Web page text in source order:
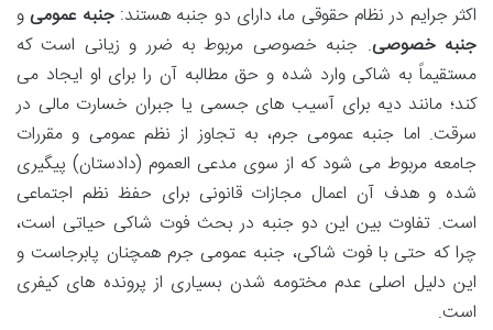
اکثر جرایم در نظام حقوقی ما، دارای دو جنبه هستند:جنبه عمومی و
جنبه خصوصی. جنبه خصوصی مربوط به ضرر و زیانی است که
مستقیماً به شاکی وارد شده و حق مطالبه آن را برای او ایجاد می
کند؛ مانند دیه برای آسیب های جسمی یا جبران خسارت مالی در
سرقت. اما جنبه عمومی جرم، به تجاوز از نظم عمومی و مقررات
جامعه مربوط می شود که از سوی مدعی العموم (دادستان) پیگیری
شده و هدف آن اعمال مجازات قانونی برای حفظ نظم اجتماعی
است. تفاوت بین این دو جنبه در بحث فوت شاکی حیاتی است،
چرا که حتی با فوت شاکی، جنبه عمومی جرم همچنان پابرجاست و
این دلیل اصلی عدم مختومه شدن بسیاری از پرونده های کیفری
است.